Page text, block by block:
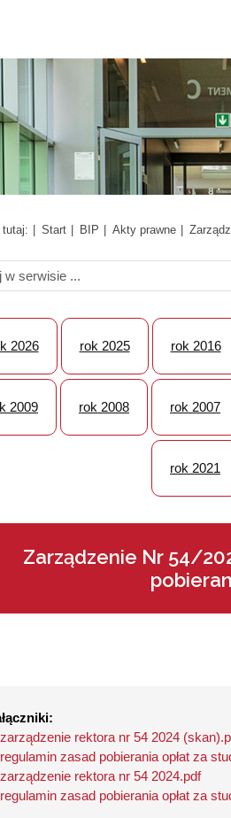
Start BIP Akty prawne
2026 rok 2025 rok 2016
2009 rok 2008 rok 2007
rok 2021
Zarządzenie Nr 54/
zarządzenie rektora nr 54 2024
regulamin zasad pobierania opłat za
zarządzenie rektora nr 54 2024.pdf
regulamin zasad pobierania opłat za